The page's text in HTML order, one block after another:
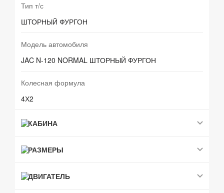
Тип т/с
ШТОРНЫЙ ФУРГОН
Модель автомобиля
JAC N-120 NORMAL ШТОРНЫЙ ФУРГОН
Колесная формула
4Х2
КАБИНА
РАЗМЕРЫ
ДВИГАТЕЛЬ